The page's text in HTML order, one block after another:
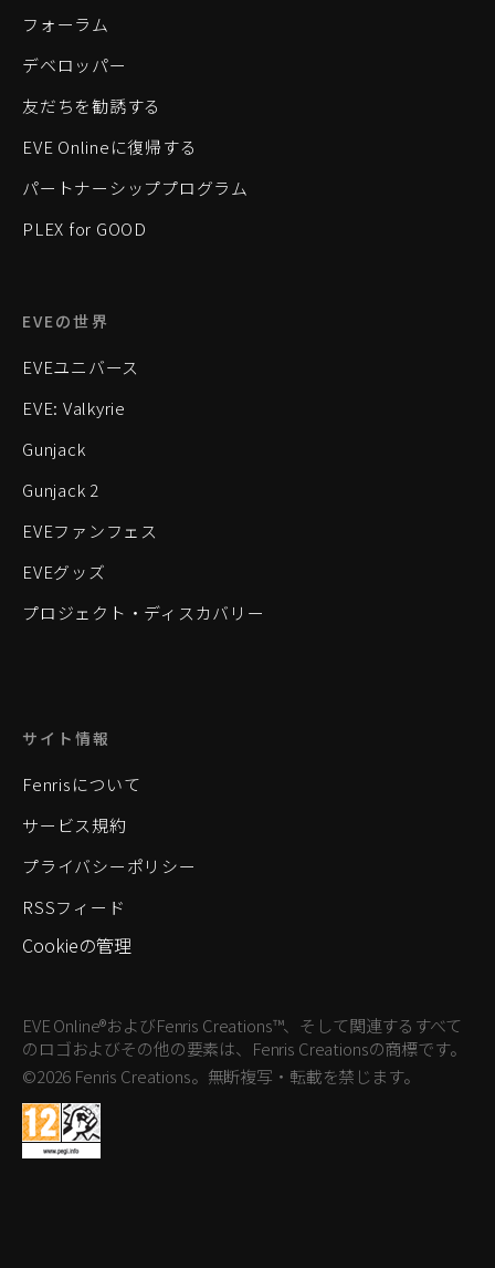
フォーラム
デベロッパー
友だちを勧誘する
EVE Onlineに復帰する
パートナーシッププログラム
PLEX for GOOD
EVEの世界
EVEユニバース
EVE: Valkyrie
Gunjack
Gunjack 2
EVEファンフェス
EVEグッズ
プロジェクト・ディスカバリー
サイト情報
Fenrisについて
サービス規約
プライバシーポリシー
RSSフィード
Cookieの管理
EVE Online®およびFenris Creations™、そして関連するすべて
のロゴおよびその他の要素は、Fenris Creationsの商標です。
©2026 Fenris Creations。無断複写・転載を禁じます。